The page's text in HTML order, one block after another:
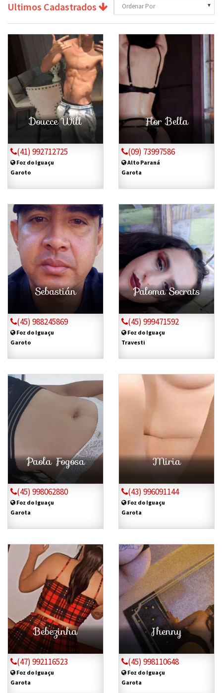
Ultimos Cadastrados
Doucce Will
(41) 992712725
Foz do Iguaçu
Garoto
Flor Bella
(09) 73997586
Alto Paraná
Garota
Sebastián
(45) 988245869
Foz do Iguaçu
Garoto
Paloma Socrats
(45) 999471592
Foz do Iguaçu
Travesti
Paola Fogosa
(45) 998062880
Foz do Iguaçu
Garota
Miria
(43) 996091144
Foz do Iguaçu
Garota
Bebezinha
(47) 992116523
Foz do Iguaçu
Garota
Jhenny
(45) 998110648
Foz do Iguaçu
Garota